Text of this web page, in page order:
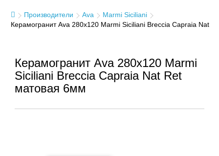
Производители Ava
Marmi Siciliani
Керамогранит Ava 280x120 Marmi Siciliani Breccia Capraia Nat
Керамогранит Ava 280x120 Marmi
Siciliani Breccia Capraia Nat Ret
матовая 6мм